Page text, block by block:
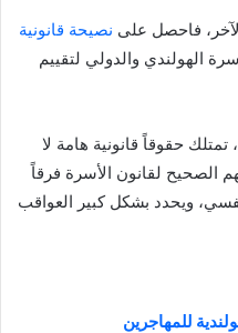
فاحصل على نصيحة قانونية
الهولندي والدولي لتقييم
حقوقاً قانونية هامة لا
الصحيح لقانون الأسرة فرقاً
ويحدد بشكل كبير العواقب
للمهاجرين